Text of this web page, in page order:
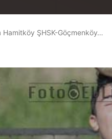
Hamitköy ŞHSK-Göçmenköy…